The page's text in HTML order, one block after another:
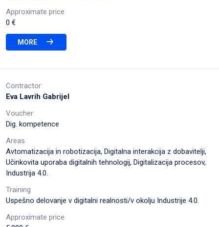
Approximate price
0 €
MORE
Contractor
Eva Lavrih Gabrijel
Voucher
Dig. kompetence
Areas
Avtomatizacija in robotizacija, Digitalna interakcija z dobavitelji,
Učinkovita uporaba digitalnih tehnologij, Digitalizacija procesov,
Industrija 4.0.
Training
Uspešno delovanje v digitalni realnosti/v okolju Industrije 4.0.
Approximate price